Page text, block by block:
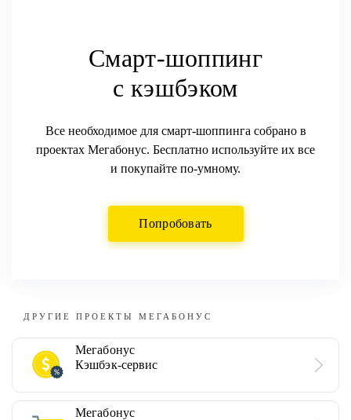
Смарт-шоппинг
скэшбэком
Все необходимое для смарт-шоппинга собрано в
проектах Мегабонус. Бесплатно используйте их все
и покупайте по-умному.
Попробовать
ДРУГИЕ ПРОЕКТЫ МЕГАБОНУС
Мегабонус
Кэшбэк-сервис
Мегабонус